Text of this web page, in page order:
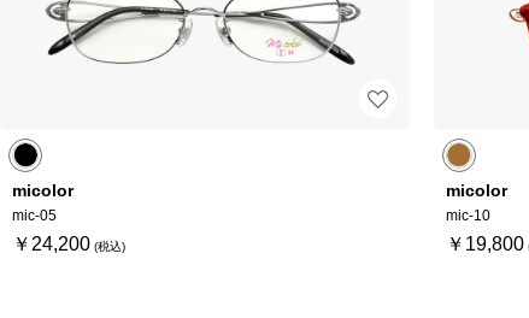
micolor
mic-05
￥24,200
micolor
mic-10
￥19,800